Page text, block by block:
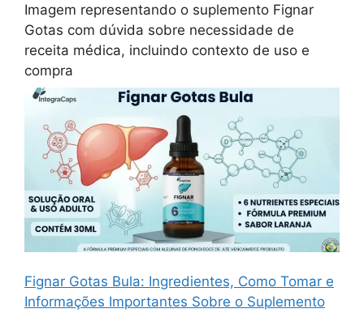
Imagem representando o suplemento Fignar
Gotas com dúvida sobre necessidade de
receita médica, incluindo contexto de uso e
compra
Fignar Gotas Bula: Ingredientes, Como Tomar e
Informações Importantes Sobre o Suplemento